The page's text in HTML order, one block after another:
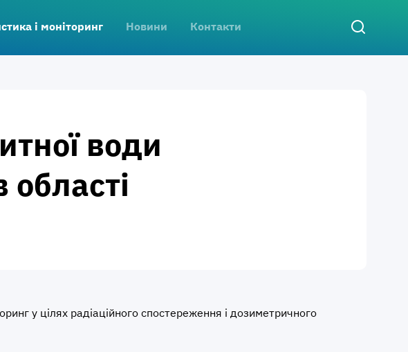
і моніторинг Новини Контакти
води
у цілях радіаційного спостереження і дозиметричного